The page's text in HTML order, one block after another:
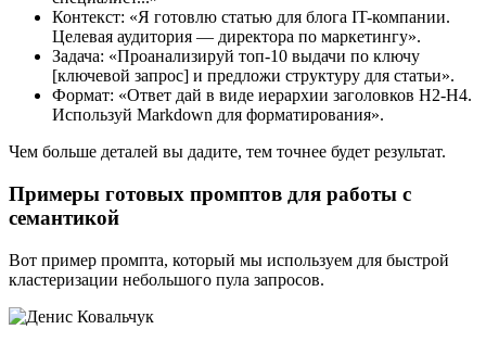
Контекст: «Я готовлю статью для блога IT-компании.
Целевая аудитория — директора по маркетингу».
Задача: «Проанализируй топ-10 выдачи по ключу
[ключевой запрос] и предложи структуру для статьи».
Формат: «Ответ дай в виде иерархии заголовков H2-H4.
Используй Markdown для форматирования».
Чем больше деталей вы дадите, тем точнее будет результат.
Примеры готовых промптов для работы с
семантикой
Вот пример промпта, который мы используем для быстрой
кластеризации небольшого пула запросов.